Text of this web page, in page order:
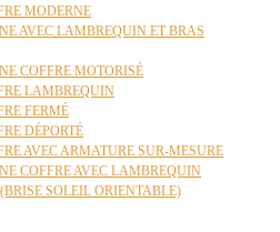
MODERNE
AVEC LAMBREQUIN ET BRAS
COFFRE MOTORISÉ
LAMBREQUIN
FERMÉ
DÉPORTÉ
AVEC ARMATURE SUR-MESURE
COFFRE AVEC LAMBREQUIN
SOLEIL ORIENTABLE)